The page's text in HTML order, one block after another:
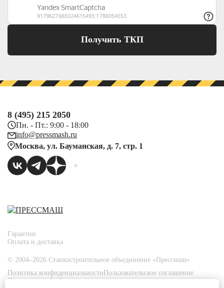
Получить ТКП
8 (495) 215 2050
Пн. - Пт.: 9:00 - 18:00
info@pressmash.ru
Москва, ул. Бауманская, д. 7, стр. 1
Гарантии
Оплата и доставка
© 2004–2026 Станкостроительное объединение «Прессмаш»
Политика конфиденциальностиПользовательское соглашение
Согласие на обработку персональных данных